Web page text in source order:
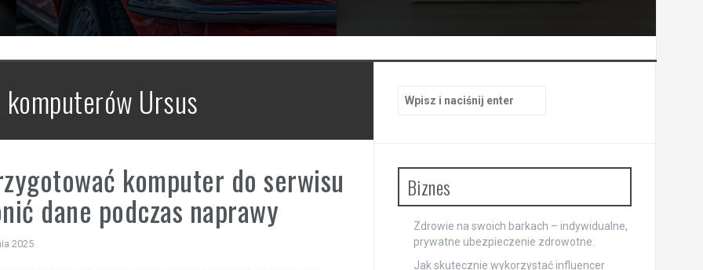
komputerów Ursus
komputer do serwisu
dane podczas naprawy
2025
Biznes
Zdrowie na swoich barkach – indywidualne,
prywatne ubezpieczenie zdrowotne.
Jak skutecznie wykorzystać influencer